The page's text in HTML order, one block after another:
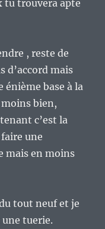
tu trouvera apte
, reste de
d’accord mais
énième base à la
bien,
c’est la
une
mais en moins
tout neuf et je
une tuerie.